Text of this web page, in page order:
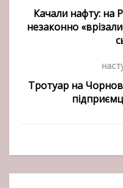
Качали нафту: на
незаконно
Тротуар на